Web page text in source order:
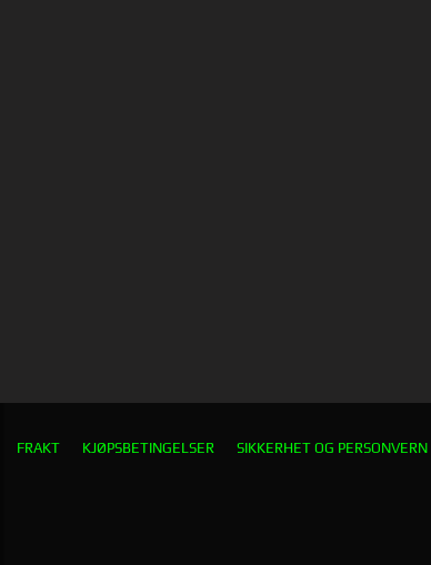
FRAKT KJØPSBETINGELSER SIKKERHET OG PERSONVERN